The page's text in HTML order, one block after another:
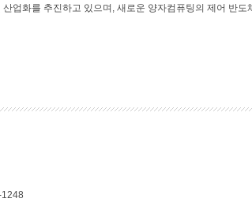
산업화를 추진하고 있으며, 새로운 양자컴퓨팅의 제어 반